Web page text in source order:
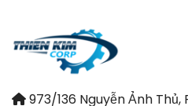
973/136 Nguyễn Ảnh